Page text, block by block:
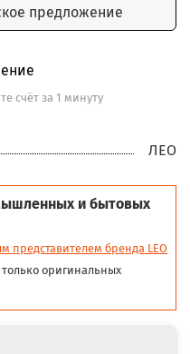
счёт за 1 минуту
предложение
ЛЕО
и бытовых
представителем бренда LEO
оригинальных